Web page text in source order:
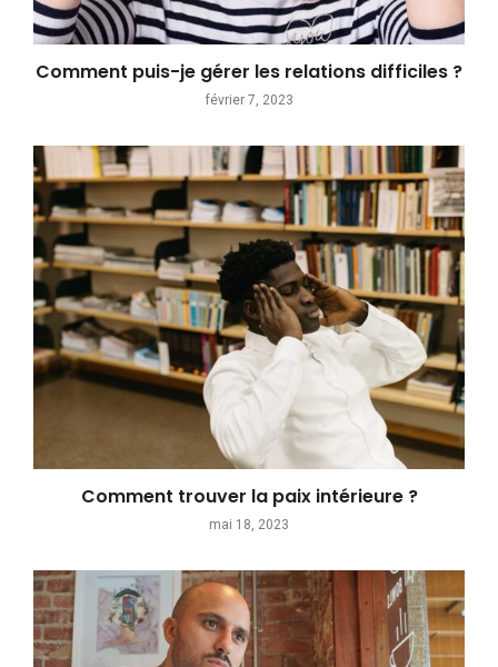
Comment puis-je gérer les relations difficiles ?
février 7, 2023
Comment trouver la paix intérieure ?
mai 18, 2023